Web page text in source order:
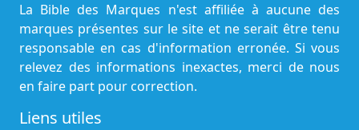
La Bible des Marques n'est affiliée à aucune des
marques présentes sur le site et ne serait être tenu
responsable en cas d'information erronée. Si vous
relevez des informations inexactes, merci de nous
en faire part pour correction.
Liens utiles